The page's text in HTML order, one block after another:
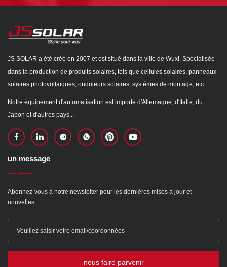
JS SOLAR a été créé en 2007 et est situé dans la ville de Wuxi. Spécialisée
dans la production de produits solaires, tels que cellules solaires, panneaux
solaires photovoltaïques, onduleurs solaires, systèmes de montage, etc.
Notre équipement d'automatisation est importé d'Allemagne, d'Italie, du
Japon et d'autres pays...
un message
Abonnez-vous à notre newsletter pour les dernières mises à jour et
nouvelles
nous faire parvenir